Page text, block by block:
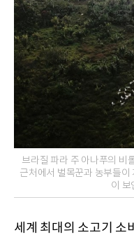
브라질 파라 주 아나푸의 비
근처에서 벌목꾼과 농부들이
이 보
세계 최대의 소고기 소